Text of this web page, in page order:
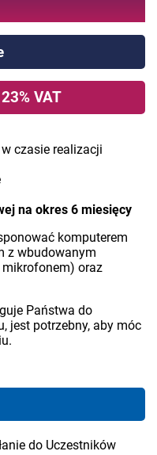
VAT
czasie realizacji
na okres 6 miesięcy
komputerem
z wbudowanym
mikrofonem) oraz
Państwa do
jest potrzebny, aby móc
do Uczestników